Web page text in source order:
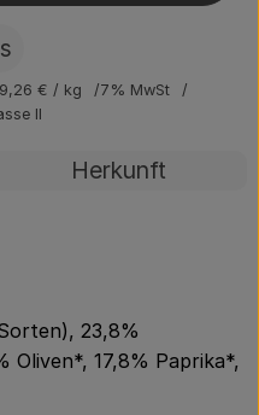
€ / kg
7% MwSt
II
Herkunft
23,8%
Oliven*, 17,8% Paprika*,